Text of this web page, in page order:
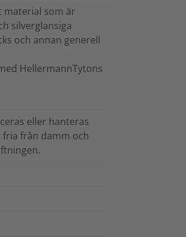
material som är
silverglansiga
och annan generell
HellermannTytons
eller hanteras
från damm och